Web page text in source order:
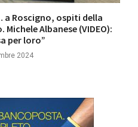
a Roscigno, ospiti della
Albanese (VIDEO):
per loro”
2024